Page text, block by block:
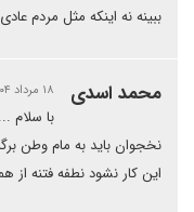
ببینه نه اینکه مثل مردم
محمد اسدی ۱۸ مرداد ۱۴۰۴ | ۲۳:۳۴
با سلام
نخجوان باید به مام وطن
این کار نشود نطفه فتنه